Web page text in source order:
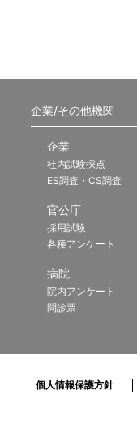
企業/その他機関
企業
社内試験採点
ES調査・CS調査
官公庁
採用試験
各種アンケート
病院
院内アンケート
問診票
個人情報保護方針